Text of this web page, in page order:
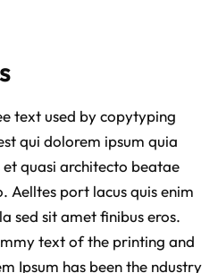
text used by copytyping
qui dolorem ipsum quia
quasi architecto beatae
Aelltes port lacus quis enim
sed sit amet finibus eros.
text of the printing and
Ipsum has been the ndustry